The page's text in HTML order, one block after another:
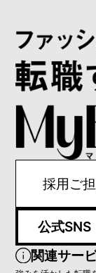
採用ご
公式SNS
関連サー